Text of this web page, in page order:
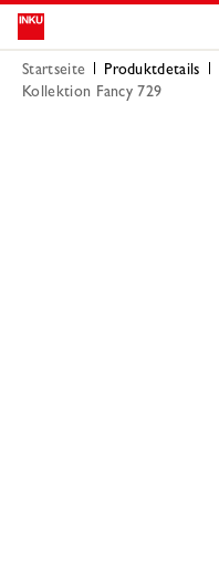
Startseite Produktdetails
Kollektion Fancy 729